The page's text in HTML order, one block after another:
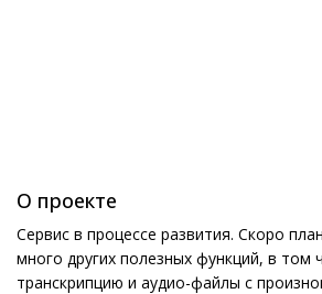
О проекте
Сервис в процессе развития. Скоро
много других полезных функций, в том
транскрипцию и аудио-файлы с